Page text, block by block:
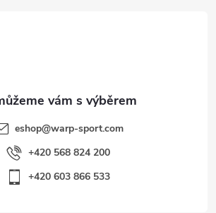
eshop@warp-sport.com
+420 568 824 200
+420 603 866 533